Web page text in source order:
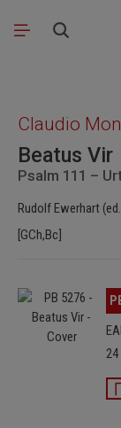
Saltar al contenido
Claudio
Beatus Vir
Psalm 111 –
Rudolf Ewerhart
[GCh,Bc]
Omitir galería de